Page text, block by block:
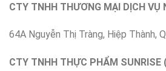
CTY TNHH THƯƠNG MẠI DỊCH VỤ
64A Nguyễn Thị Tràng, Hiệp Thành,
CTY TNHH THỰC PHẨM SUNRISE